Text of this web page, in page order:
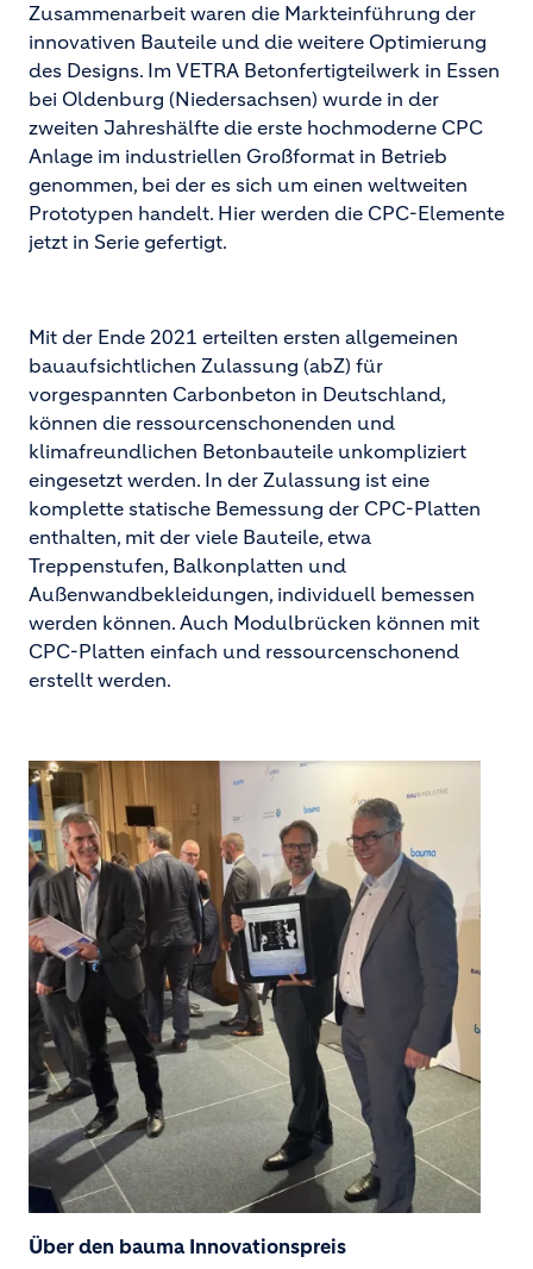
Zusammenarbeit waren die Markteinführung der
innovativen Bauteile und die weitere Optimierung
des Designs. Im VETRA Betonfertigteilwerk in Essen
bei Oldenburg (Niedersachsen) wurde in der
zweiten Jahreshälfte die erste hochmoderne CPC
Anlage im industriellen Großformat in Betrieb
genommen, bei der es sich um einen weltweiten
Prototypen handelt. Hier werden die CPC-Elemente
jetzt in Serie gefertigt.
Mit der Ende 2021 erteilten ersten allgemeinen
bauaufsichtlichen Zulassung (abZ) für
vorgespannten Carbonbeton in Deutschland,
können die ressourcenschonenden und
klimafreundlichen Betonbauteile unkompliziert
eingesetzt werden. In der Zulassung ist eine
komplette statische Bemessung der CPC-Platten
enthalten, mit der viele Bauteile, etwa
Treppenstufen, Balkonplatten und
Außenwandbekleidungen, individuell bemessen
werden können. Auch Modulbrücken können mit
CPC-Platten einfach und ressourcenschonend
erstellt werden.
Image
Über den bauma Innovationspreis